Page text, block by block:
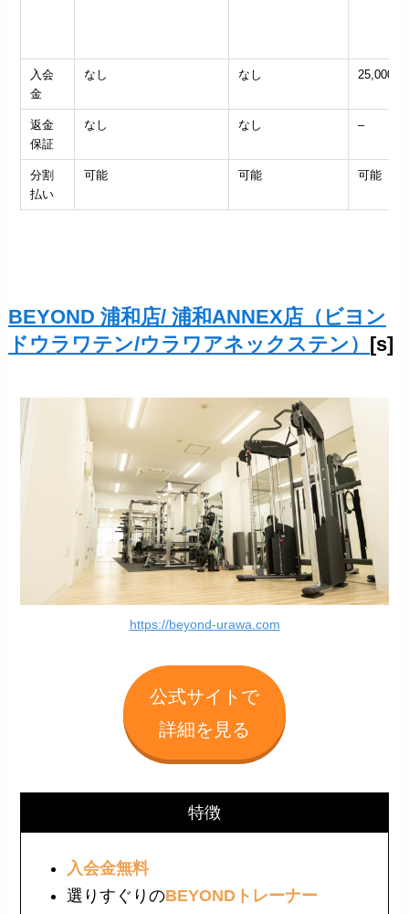
入会
金
なし なし 25,000円
返金
保証
なし なし –
分割
払い
可能 可能 可能
BEYOND 浦和店/ 浦和ANNEX店（ビヨン
ドウラワテン/ウラワアネックステン）
[s]
https://beyond-urawa.com
公式サイトで
詳細を見る
特徴
入会金無料
選りすぐりのBEYONDトレーナー